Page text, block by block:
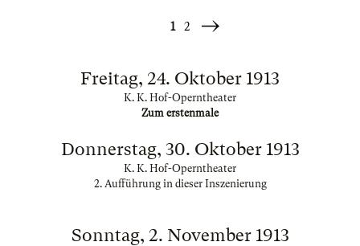
1 2
Weiter
Freitag, 24. Oktober 1913
K. K. Hof-Operntheater
Zum erstenmale
Donnerstag, 30. Oktober 1913
K. K. Hof-Operntheater
2. Aufführung in dieser Inszenierung
Sonntag, 2. November 1913